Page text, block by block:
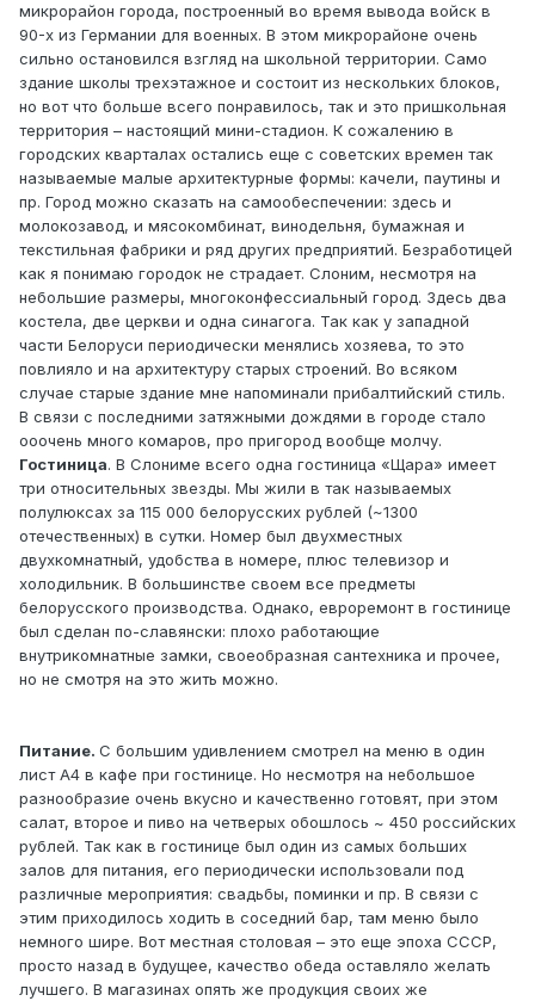
микрорайон города, построенный во время вывода войск в
90-х из Германии для военных. В этом микрорайоне очень
сильно остановился взгляд на школьной территории. Само
здание школы трехэтажное и состоит из нескольких блоков,
но вот что больше всего понравилось, так и это пришкольная
территория – настоящий мини-стадион. К сожалению в
городских кварталах остались еще с советских времен так
называемые малые архитектурные формы: качели, паутины и
пр. Город можно сказать на самообеспечении: здесь и
молокозавод, и мясокомбинат, винодельня, бумажная и
текстильная фабрики и ряд других предприятий. Безработицей
как я понимаю городок не страдает. Слоним, несмотря на
небольшие размеры, многоконфессиальный город. Здесь два
костела, две церкви и одна синагога. Так как у западной
части Белоруси периодически менялись хозяева, то это
повлияло и на архитектуру старых строений. Во всяком
случае старые здание мне напоминали прибалтийский стиль.
В связи с последними затяжными дождями в городе стало
ооочень много комаров, про пригород вообще молчу.
Гостиница. В Слониме всего одна гостиница «Щара» имеет
три относительных звезды. Мы жили в так называемых
полулюксах за 115 000 белорусских рублей (~1300
отечественных) в сутки. Номер был двухместных
двухкомнатный, удобства в номере, плюс телевизор и
холодильник. В большинстве своем все предметы
белорусского производства. Однако, евроремонт в гостинице
был сделан по-славянски: плохо работающие
внутрикомнатные замки, своеобразная сантехника и прочее,
но не смотря на это жить можно.
Питание. С большим удивлением смотрел на меню в один
лист А4 в кафе при гостинице. Но несмотря на небольшое
разнообразие очень вкусно и качественно готовят, при этом
салат, второе и пиво на четверых обошлось ~ 450 российских
рублей. Так как в гостинице был один из самых больших
залов для питания, его периодически использовали под
различные мероприятия: свадьбы, поминки и пр. В связи с
этим приходилось ходить в соседний бар, там меню было
немного шире. Вот местная столовая – это еще эпоха СССР,
просто назад в будущее, качество обеда оставляло желать
лучшего. В магазинах опять же продукция своих же